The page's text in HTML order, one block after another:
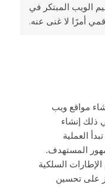
الويب المبتكر في
أمرًا لا غنى عنه.
مواقع ويب
ذلك إنشاء
العملية
المستهدف.
السلكية
على تحسين